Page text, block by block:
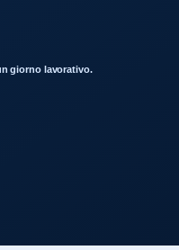
giorno lavorativo.